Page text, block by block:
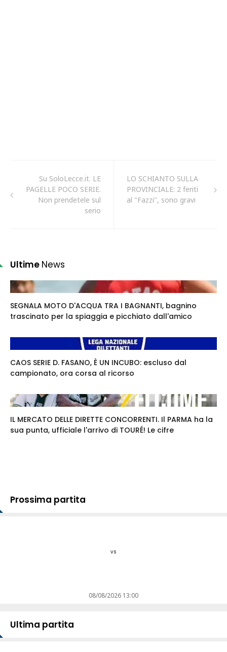
Su SoloLecce.it. LE
PAGELLE POCO SERIE.
Non prendetele sul
serio
LO SCHIANTO SULLA
PROVINCIALE: 2 feriti
al "Fazzi", sono gravi
Ultime News
SEGNALA MOTO D'ACQUA TRA I BAGNANTI, bagnino
trascinato per la spiaggia e picchiato dall'amico
CAOS SERIE D. FASANO, È UN INCUBO: escluso dal
campionato, ora corsa al ricorso
IL MERCATO DELLE DIRETTE CONCORRENTI. Il PARMA ha la
sua punta, ufficiale l'arrivo di TOURÉ! Le cifre
Prossima partita
vs
08/08/2026 13:00
Ultima partita